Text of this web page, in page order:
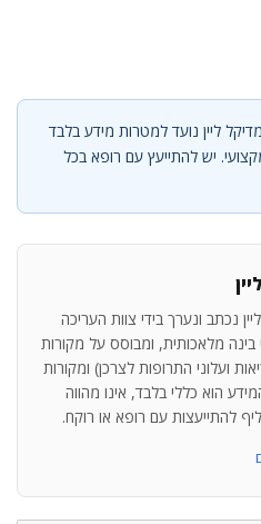
ליין נועד למטרות מידע בלבד
יש להתייעץ עם רופא בכל
נכתב ונערך בידי צוות העריכה
מלאכותית, ומבוסס על מקורות
ועלוני התרופות לצרכן) ומקורות
הוא כללי בלבד, אינו מהווה
להתייעצות עם רופא או רוקח.